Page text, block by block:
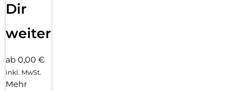
Dir
weiter
ab 0,00 €
inkl. MwSt.
Mehr